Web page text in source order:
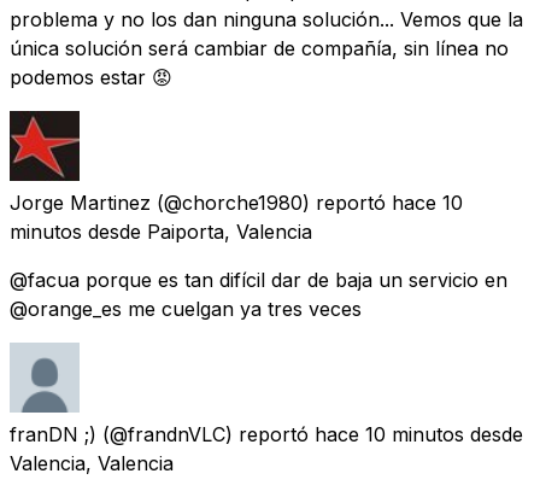
problema y no los dan ninguna solución... Vemos que la
única solución será cambiar de compañía, sin línea no
podemos estar 😡
Jorge Martinez (@chorche1980) reportó hace 10
minutos desde Paiporta, Valencia
@facua porque es tan difícil dar de baja un servicio en
@orange_es me cuelgan ya tres veces
franDN ;) (@frandnVLC) reportó hace 10 minutos desde
Valencia, Valencia